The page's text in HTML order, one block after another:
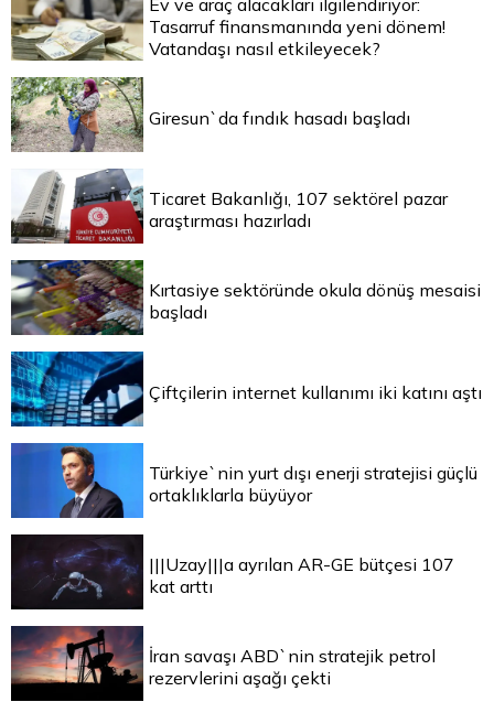
Tasarruf finansmanında yeni dönem!
Vatandaşı nasıl etkileyecek?
Giresun`da fındık hasadı başladı
Ticaret Bakanlığı, 107 sektörel pazar
araştırması hazırladı
Kırtasiye sektöründe okula dönüş mesaisi
başladı
Çiftçilerin internet kullanımı iki katını aştı
Türkiye`nin yurt dışı enerji stratejisi güçlü
ortaklıklarla büyüyor
|||Uzay|||a ayrılan AR-GE bütçesi 107
kat arttı
İran savaşı ABD`nin stratejik petrol
rezervlerini aşağı çekti